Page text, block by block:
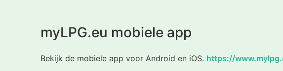
myLPG.eu mobiele app
Bekijk de mobiele app voor Android en iOS. https://